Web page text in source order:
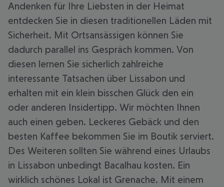
Andenken für Ihre Liebsten in der Heimat
entdecken Sie in diesen traditionellen Läden mit
Sicherheit. Mit Ortsansässigen können Sie
dadurch parallel ins Gespräch kommen. Von
diesen lernen Sie sicherlich zahlreiche
interessante Tatsachen über Lissabon und
erhalten mit ein klein bisschen Glück den ein
oder anderen Insidertipp. Wir möchten Ihnen
auch einen geben. Leckeres Gebäck und den
besten Kaffee bekommen Sie im Boutik serviert.
Des Weiteren sollten Sie während eines Urlaubs
in Lissabon unbedingt Bacalhau kosten. Ein
wirklich schönes Lokal ist Grenache. Mit einem